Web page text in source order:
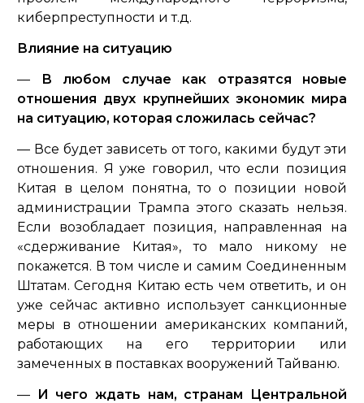
киберпреступности и т.д.
Влияние на ситуацию
—
В любом случае как отразятся новые
отношения двух крупнейших экономик мира
на ситуацию, которая сложилась сейчас?
— Все будет зависеть от того, какими будут эти
отношения. Я уже говорил, что если позиция
Китая в целом понятна, то о позиции новой
администрации Трампа этого сказать нельзя.
Если возобладает позиция, направленная на
«сдерживание Китая», то мало никому не
покажется. В том числе и самим Соединенным
Штатам. Сегодня Китаю есть чем ответить, и он
уже сейчас активно использует санкционные
меры в отношении американских компаний,
работающих на его территории или
замеченных в поставках вооружений Тайваню.
— И чего ждать нам, странам Центральной